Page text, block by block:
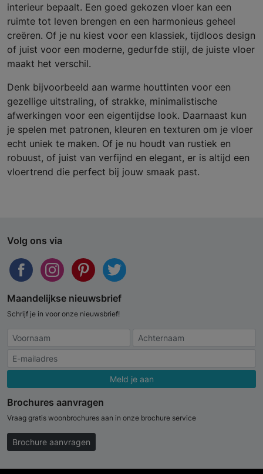
interieur bepaalt. Een goed gekozen vloer kan een
ruimte tot leven brengen en een harmonieus geheel
creëren. Of je nu kiest voor een klassiek, tijdloos design
of juist voor een moderne, gedurfde stijl, de juiste vloer
maakt het verschil.
Denk bijvoorbeeld aan warme houttinten voor een
gezellige uitstraling, of strakke, minimalistische
afwerkingen voor een eigentijdse look. Daarnaast kun
je spelen met patronen, kleuren en texturen om je vloer
echt uniek te maken. Of je nu houdt van rustiek en
robuust, of juist van verfijnd en elegant, er is altijd een
vloertrend die perfect bij jouw smaak past.
Volg ons via
Maandelijkse nieuwsbrief
Schrijf je in voor onze nieuwsbrief!
Meld je aan
Brochures aanvragen
Vraag gratis woonbrochures aan in onze brochure service
Brochure aanvragen